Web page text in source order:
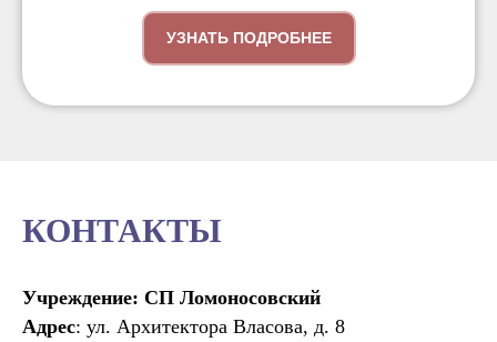
УЗНАТЬ ПОДРОБНЕЕ
КОНТАКТЫ
Учреждение: СП Ломоносовский
Адрес: ул. Архитектора Власова, д. 8